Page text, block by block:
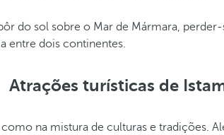
do sol sobre o Mar de Mármara,
entre dois continentes.
Atrações turísticas de
como na mistura de culturas e tradições.